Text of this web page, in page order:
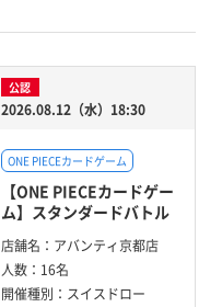
公認
2026.08.12（水）18:30
ONE PIECEカードゲーム
【ONE PIECEカードゲー
ム】スタンダードバトル
店舗名： アバンティ京都店
人数： 16名
開催種別： スイスドロー